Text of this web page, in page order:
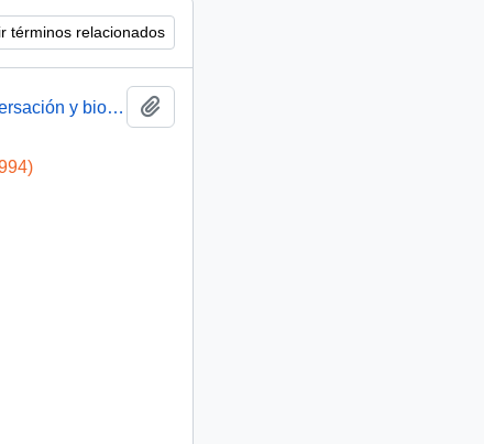
términos relacionados
Actividades del Presidente en Italia:Minuta de conversación y biografías